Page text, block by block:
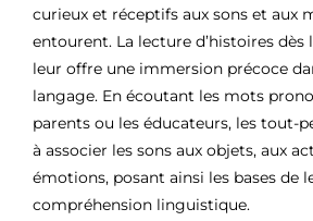
curieux et réceptifs aux sons et aux
entourent. La lecture d’histoires dès
leur offre une immersion précoce
langage. En écoutant les mots
parents ou les éducateurs, les tout-
à associer les sons aux objets, aux
émotions, posant ainsi les bases de
compréhension linguistique.